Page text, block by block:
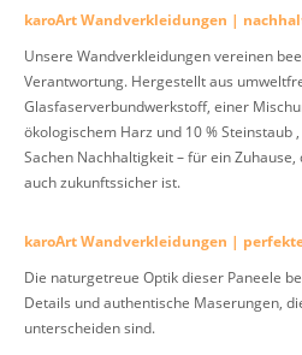
karoArt Wandverkleidungen |
Unsere Wandverkleidungen vereinen
Verantwortung. Hergestellt aus
Glasfaserverbundwerkstoff, einer
ökologischem Harz und 10 % Steinstaub
Sachen Nachhaltigkeit – für ein
auch zukunftssicher ist.
karoArt Wandverkleidungen |
Die naturgetreue Optik dieser Paneele
Details und authentische Maserungen,
unterscheiden sind.